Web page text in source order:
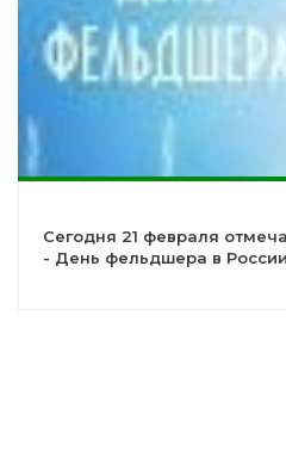
Сегодня 21 февраля
- День фельдшера в России